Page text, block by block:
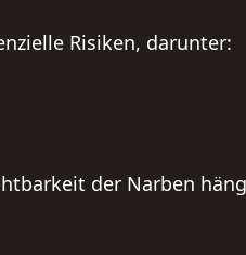
Risiken, darunter:
der Narben